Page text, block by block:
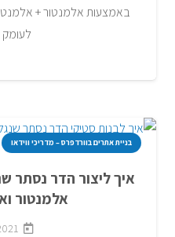
באמצעות אלמנטור +
בניית אתרים בוורדפרס – מדריכי ווידאו
איך ליצור הדר נסתר
אלמנטור